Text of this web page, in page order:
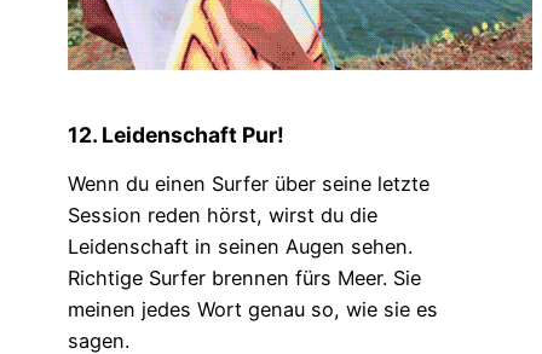
12. Leidenschaft Pur!
Wenn du einen Surfer über seine letzte
Session reden hörst, wirst du die
Leidenschaft in seinen Augen sehen.
Richtige Surfer brennen fürs Meer. Sie
meinen jedes Wort genau so, wie sie es
sagen.